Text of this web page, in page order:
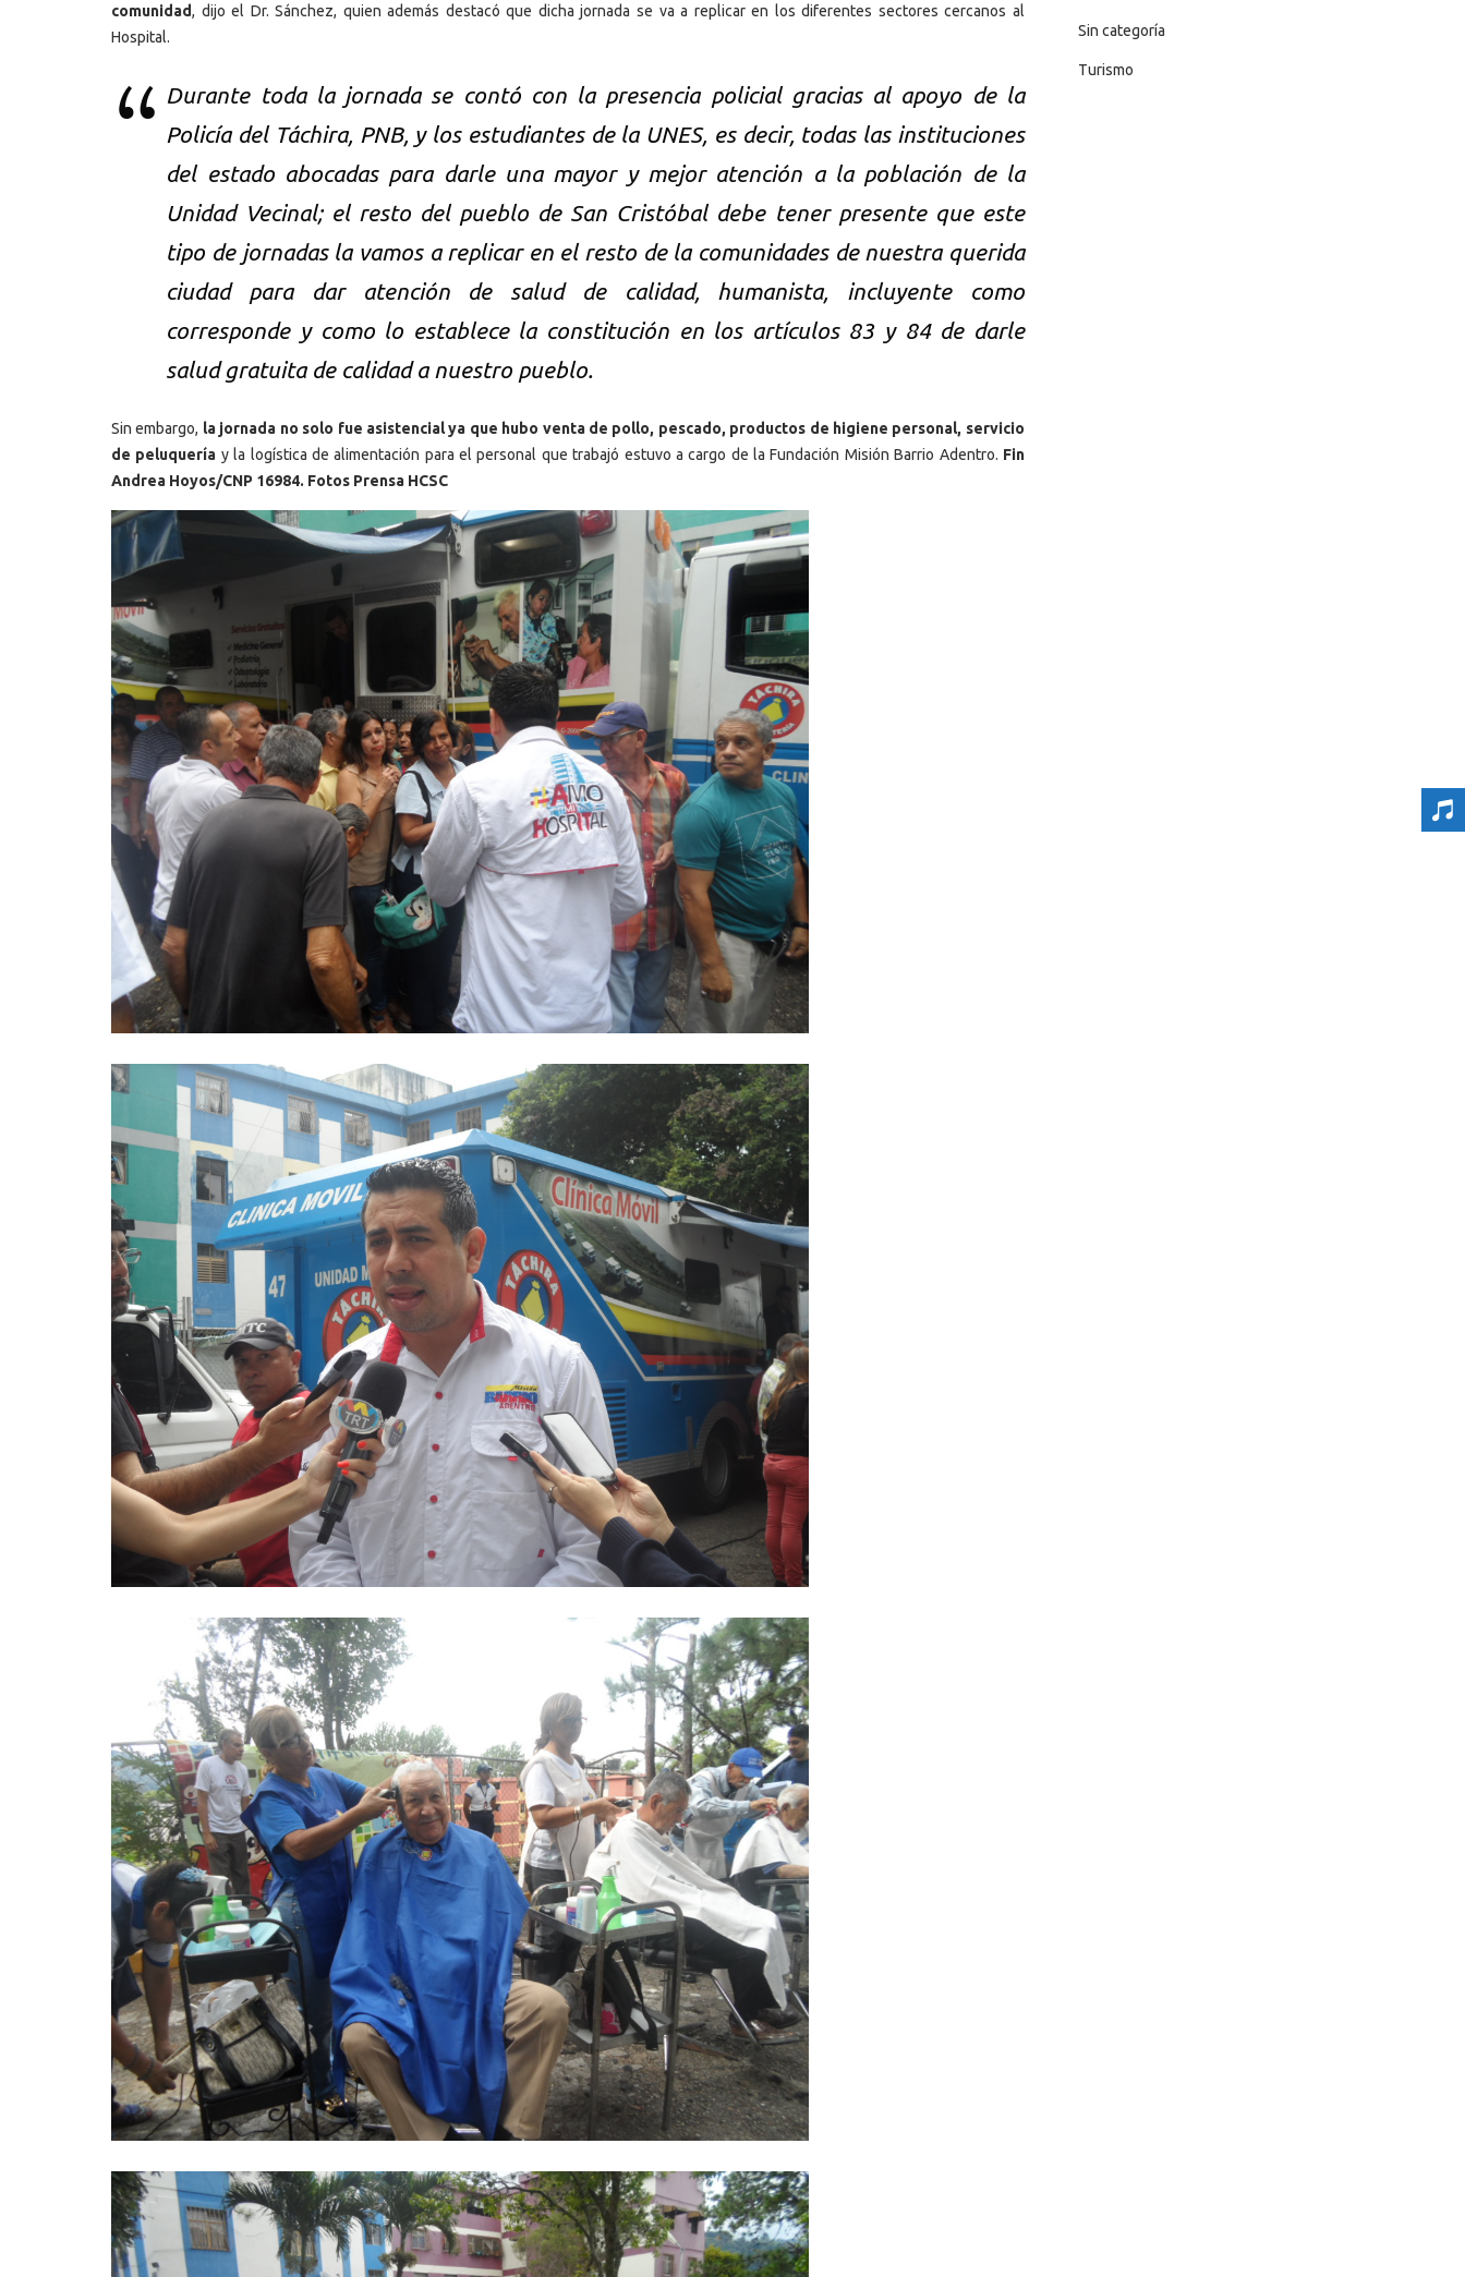
comunidad, dijo el Dr. Sánchez, quien además destacó que dicha jornada se va a replicar en los diferentes sectores cercanos al
Hospital.
Durante toda la jornada se contó con la presencia policial gracias al apoyo de la
Policía del Táchira, PNB, y los estudiantes de la UNES, es decir, todas las instituciones
del estado abocadas para darle una mayor y mejor atención a la población de la
Unidad Vecinal; el resto del pueblo de San Cristóbal debe tener presente que este
tipo de jornadas la vamos a replicar en el resto de la comunidades de nuestra querida
ciudad para dar atención de salud de calidad, humanista, incluyente como
corresponde y como lo establece la constitución en los artículos 83 y 84 de darle
salud gratuita de calidad a nuestro pueblo.
Sin embargo, la jornada no solo fue asistencial ya que hubo venta de pollo, pescado, productos de higiene personal, servicio
de peluquería y la logística de alimentación para el personal que trabajó estuvo a cargo de la Fundación Misión Barrio Adentro. Fin
Andrea Hoyos/CNP 16984. Fotos Prensa HCSC
Sin categoría
Turismo